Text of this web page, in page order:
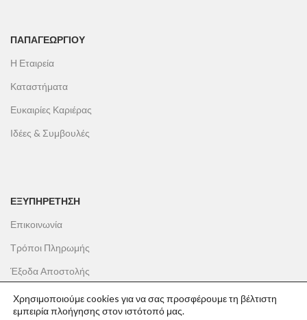
ΠΑΠΑΓΕΩΡΓΊΟΥ
Η Εταιρεία
Καταστήματα
Ευκαιρίες Καριέρας
Ιδέες & Συμβουλές
ΕΞΥΠΗΡΕΤΗΣΗ
Επικοινωνία
Τρόποι Πληρωμής
Έξοδα Αποστολής
Πολιτική Επιστροφών
Όροι Χρήσης
Χρησιμοποιούμε cookies για να σας προσφέρουμε τη βέλτιστη
εμπειρία πλοήγησης στον ιστότοπό μας.